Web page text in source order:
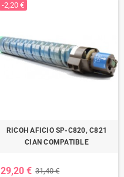
-2,20 €
RICOH AFICIO SP-C820, C821
CIAN COMPATIBLE
29,20 € 31,40 €